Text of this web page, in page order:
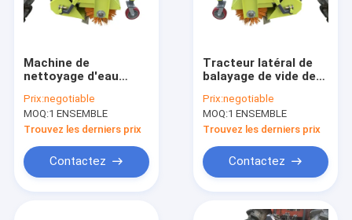
Machine de
nettoyage d'eau
balayeuse de route
de tracteur d'axe de
PTO
Prix:negotiable
MOQ:1 ENSEMBLE
Trouvez les derniers prix
Contactez
Tracteur latéral de
balayage de vide de
la brosse PTO de
trottoir
Prix:negotiable
MOQ:1 ENSEMBLE
Trouvez les derniers prix
Contactez